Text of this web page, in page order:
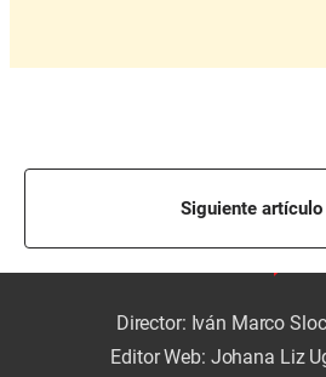
Siguiente artículo
Director: Iván Marco
Editor Web: Johana Liz